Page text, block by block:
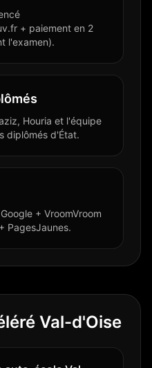
+ paiement en 2
l'examen).
Houria et l'équipe
diplômés d'État.
+ VroomVroom
PagesJaunes.
Val-d'Oise